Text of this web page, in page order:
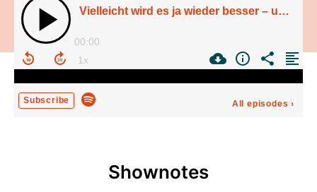
Vielleicht wird es ja wieder besser – und plötzlich sind Jahre vorbei
00:00
Subscribe All episodes ›
Shownotes